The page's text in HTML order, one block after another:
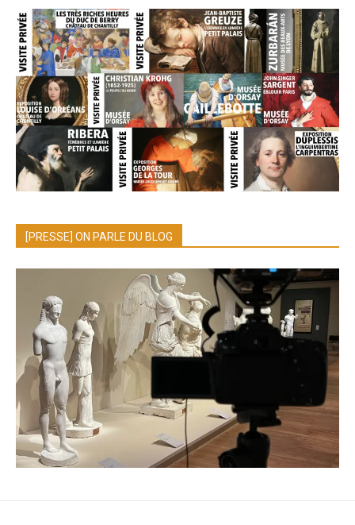
[PRESSE] ON PARLE DU BLOG